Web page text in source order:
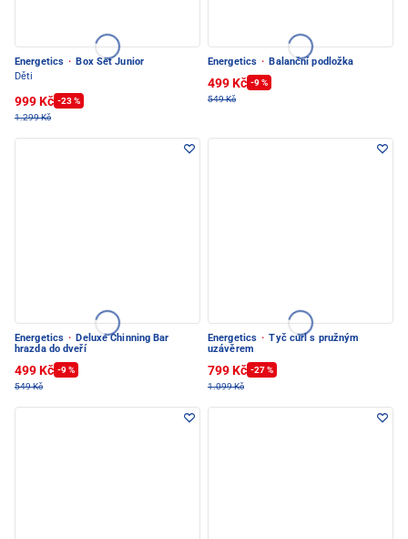
Energetics · Box Set Junior
Děti
999 Kč -23 %
1.299 Kč
Energetics · Balanční podložka
499 Kč -9 %
549 Kč
Energetics · Deluxe Chinning Bar
hrazda do dveří
499 Kč -9 %
549 Kč
Energetics · Tyč curl s pružným
uzávěrem
799 Kč -27 %
1.099 Kč